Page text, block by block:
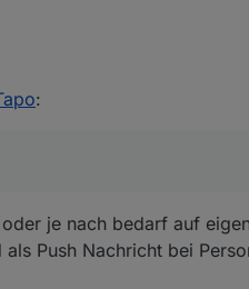
tapo c520ws. Kann mir
benötigt anscheinend ja
:
je nach bedarf auf
Push Nachricht bei